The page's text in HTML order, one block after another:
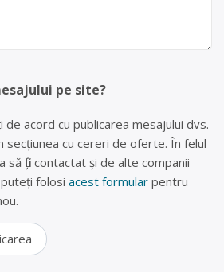
pe site?
de acord cu publicarea mesajului dvs.
secțiunea cu cereri de oferte. În felul
să fiți contactat și de alte companii
folosi acest formular pentru